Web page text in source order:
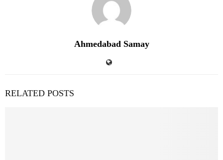
Ahmedabad Samay
RELATED POSTS